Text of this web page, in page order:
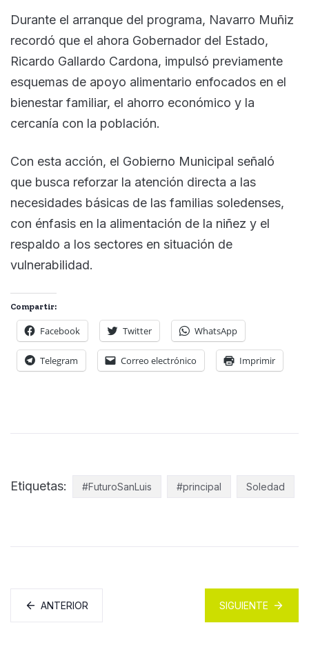
Durante el arranque del programa, Navarro Muñiz
recordó que el ahora Gobernador del Estado,
Ricardo Gallardo Cardona, impulsó previamente
esquemas de apoyo alimentario enfocados en el
bienestar familiar, el ahorro económico y la
cercanía con la población.
Con esta acción, el Gobierno Municipal señaló
que busca reforzar la atención directa a las
necesidades básicas de las familias soledenses,
con énfasis en la alimentación de la niñez y el
respaldo a los sectores en situación de
vulnerabilidad.
Compartir:
Facebook Twitter WhatsApp
Telegram Correo electrónico Imprimir
Etiquetas: #FuturoSanLuis #principal Soledad
ANTERIOR SIGUIENTE